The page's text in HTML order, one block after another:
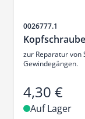
Artikelnr.
0026777.1
zur Reparatur
Gewindegängen.
4,30 €
Auf Lager